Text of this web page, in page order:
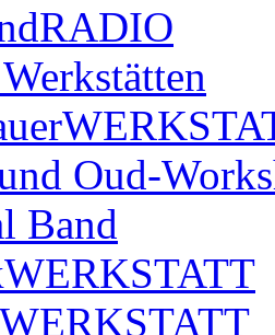
Oud-
Band